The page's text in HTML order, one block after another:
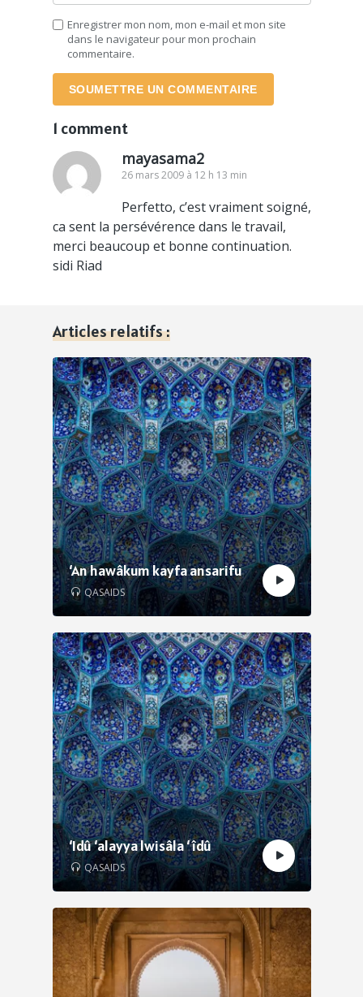
Enregistrer mon nom, mon e-mail et mon site
dans le navigateur pour mon prochain
commentaire.
SOUMETTRE UN COMMENTAIRE
1 comment
mayasama2
26 mars 2009 à 12 h 13 min
Perfetto, c’est vraiment soigné,
ca sent la persévérence dans le travail,
merci beaucoup et bonne continuation.
sidi Riad
Articles relatifs :
‘An hawâkum kayfa ansarifu
QASAIDS
‘Idû ‘alayya lwisâla ‘ îdû
QASAIDS